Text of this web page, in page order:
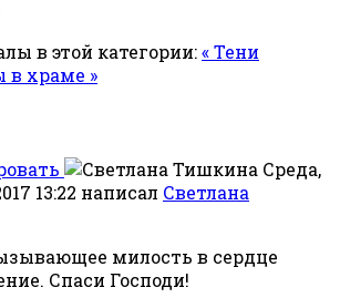
в этой категории:« Тени
в храме »
Среда,
13:22 написал Светлана
милость в сердце
Спаси Господи!